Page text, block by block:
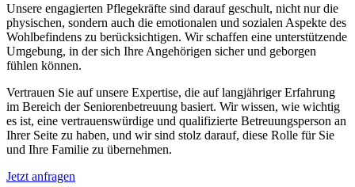
Unsere engagierten Pflegekräfte sind darauf geschult, nicht nur die
physischen, sondern auch die emotionalen und sozialen Aspekte des
Wohlbefindens zu berücksichtigen. Wir schaffen eine unterstützende
Umgebung, in der sich Ihre Angehörigen sicher und geborgen
fühlen können.
Vertrauen Sie auf unsere Expertise, die auf langjähriger Erfahrung
im Bereich der Seniorenbetreuung basiert. Wir wissen, wie wichtig
es ist, eine vertrauenswürdige und qualifizierte Betreuungsperson an
Ihrer Seite zu haben, und wir sind stolz darauf, diese Rolle für Sie
und Ihre Familie zu übernehmen.
Jetzt anfragen